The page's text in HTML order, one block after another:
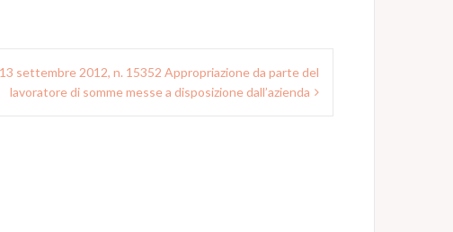
settembre 2012, n. 15352 Appropriazione da parte del
lavoratore di somme messe a disposizione dall’azienda